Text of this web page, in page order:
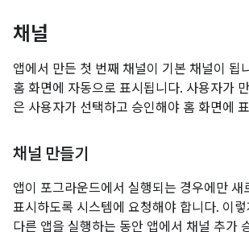
채널
앱에서 만든 첫 번째 채널이 기본 채널이 됩
홈 화면에 자동으로 표시됩니다. 사용자가
은 사용자가 선택하고 승인해야 홈 화면에
채널 만들기
앱이 포그라운드에서 실행되는 경우에만 새
표시하도록 시스템에 요청해야 합니다. 이
다른 앱을 실행하는 동안 앱에서 채널 추가